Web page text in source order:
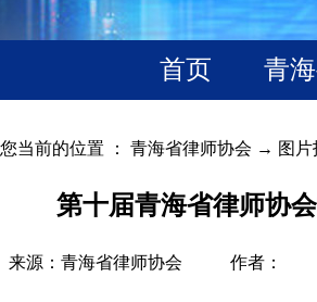
首页 青
您当前的位置 ： 青海省律师协会 → 图片
第十届青海省律师协
来源：青海省律师协会 作者：